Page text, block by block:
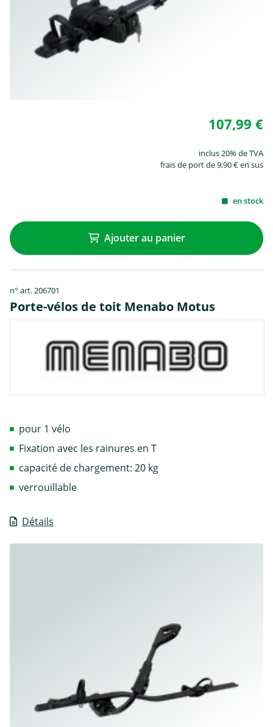
107,99 €
inclus 20% de TVA
frais de port de 9,90 € en sus
en stock
Ajouter au panier
n° art. 206701
Porte-vélos de toit Menabo Motus
Détails
pour 1 vélo
Fixation avec les rainures en T
capacité de chargement: 20 kg
verrouillable